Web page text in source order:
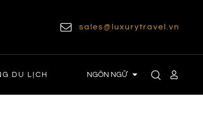
sales@luxurytravel.vn
DU LỊCH NGÔN NGỮ